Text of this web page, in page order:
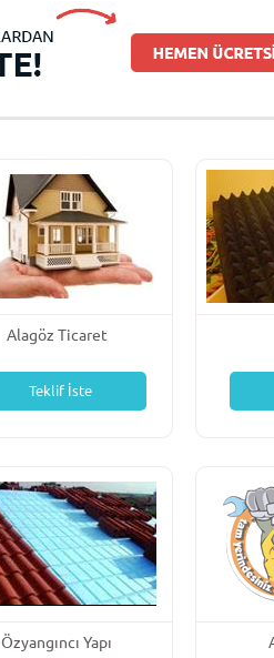
Alagöz Ticaret
Teklif İste
Özyangıncı Yapı